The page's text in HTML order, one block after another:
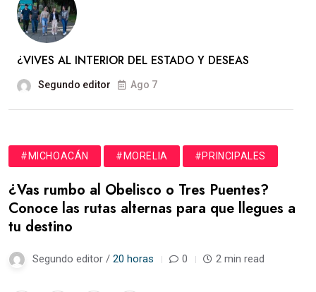
¿VIVES AL INTERIOR DEL ESTADO Y DESEAS
Segundo editor Ago 7
#MICHOACÁN #MORELIA #PRINCIPALES
¿Vas rumbo al Obelisco o Tres Puentes?
Conoce las rutas alternas para que llegues a
tu destino
Segundo editor / 20 horas 0 2 min read